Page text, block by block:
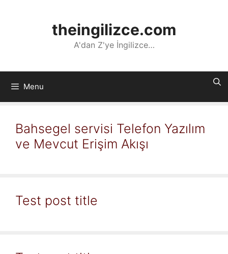
theingilizce.com
A'dan Z'ye İngilizce…
Menu
Bahsegel servisi Telefon Yazılım
ve Mevcut Erişim Akışı
Test post title